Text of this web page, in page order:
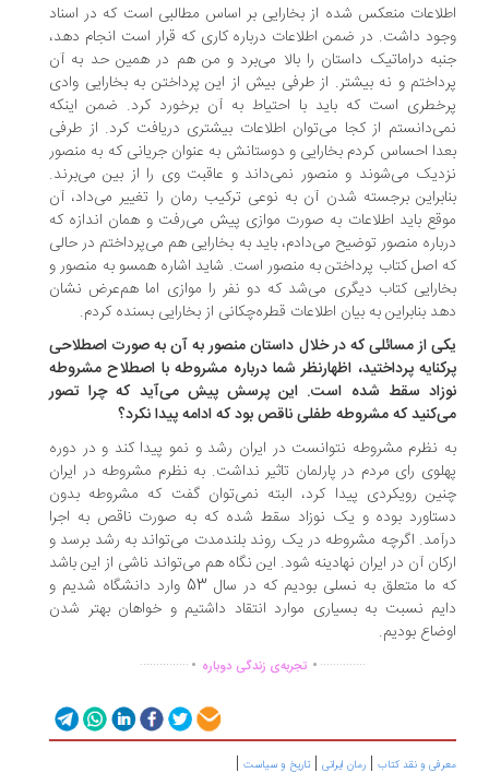
منعکس شده از بخارایی بر اساس مطالبی است که در اسناد
داشت. در ضمن اطلاعات درباره کاری که قرار است انجام دهد،
دراماتیک داستان را بالا می‌برد و من هم در همین حد به آن
و نه بیشتر. از طرفی بیش از این پرداختن به بخارایی وادی
است که باید با احتیاط به آن برخورد کرد. ضمن اینکه
از کجا می‌توان اطلاعات بیشتری دریافت کرد. از طرفی
احساس کردم بخارایی و دوستانش به عنوان جریانی که به منصور
می‌شوند و منصور نمی‌داند و عاقبت وی را از بین می‌برند.
برجسته شدن آن به نوعی ترکیب رمان را تغییر می‌داد، آن
باید اطلاعات به صورت موازی پیش می‌رفت و همان اندازه که
منصور توضیح می‌دادم، باید به بخارایی هم می‌پرداختم در حالی
اصل کتاب پرداختن به منصور است. شاید اشاره همسو به منصور و
کتاب دیگری می‌شد که دو نفر را موازی اما هم‌عرض نشان
بنابراین به بیان اطلاعات قطره‌چکانی از بخارایی بسنده کردم.
از مسائلی که در خلال داستان منصور به آن به صورت اصطلاحی
پرداختید، اظهارنظر شما درباره مشروطه با اصطلاح مشروطه
سقط شده است. این پرسش پیش می‌آید که چرا تصور
که مشروطه طفلی ناقص بود که ادامه پیدا نکرد؟
نظرم مشروطه نتوانست در ایران رشد و نمو پیدا کند و در دوره
رای مردم در پارلمان تاثیر نداشت. به نظرم مشروطه در ایران
رویکردی پیدا کرد، البته نمی‌توان گفت که مشروطه بدون
بوده و یک نوزاد سقط شده که به صورت ناقص به اجرا
اگرچه مشروطه در یک روند بلندمدت می‌تواند به رشد برسد و
آن در ایران نهادینه شود. این نگاه هم می‌تواند ناشی از این باشد
که ما متعلق به نسلی بودیم که در سال 53 وارد دانشگاه شدیم و
نسبت به بسیاری موارد انتقاد داشتیم و خواهان بهتر شدن
بودیم.
............... .تجربه‌ی زندگی دوباره ...............
و نقد کتاب|رمان ایرانی|تاریخ و سیاست |